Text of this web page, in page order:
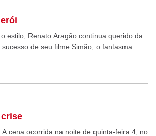
estilo, Renato Aragão continua querido da
de seu filme Simão, o fantasma
cena ocorrida na noite de quinta-feira 4, no